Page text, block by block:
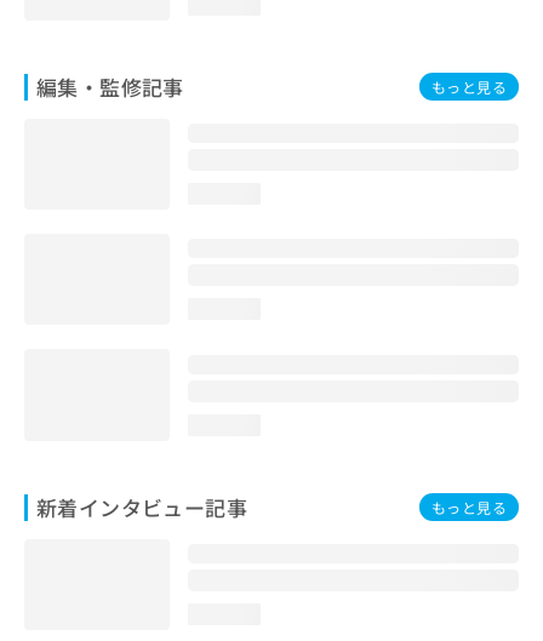
編集・監修記事 もっと見る
新着インタビュー記事 もっと見る